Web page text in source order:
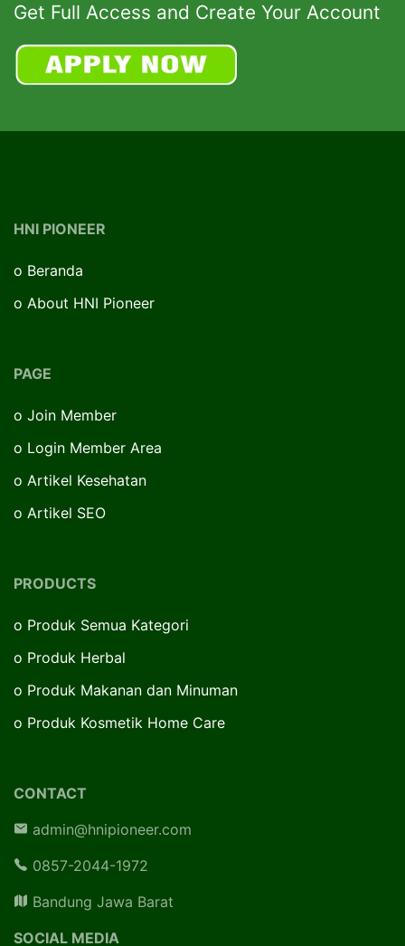
Get Full Access and Create Your Account
HNI PIONEER
o Beranda
o About HNI Pioneer
PAGE
o Join Member
o Login Member Area
o Artikel Kesehatan
o Artikel SEO
PRODUCTS
o Produk Semua Kategori
o Produk Herbal
o Produk Makanan dan Minuman
o Produk Kosmetik Home Care
CONTACT
admin@hnipioneer.com
0857-2044-1972
Bandung Jawa Barat
SOCIAL MEDIA